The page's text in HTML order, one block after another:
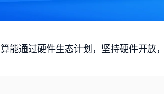
算能通过硬件生态计划，坚持硬件开放